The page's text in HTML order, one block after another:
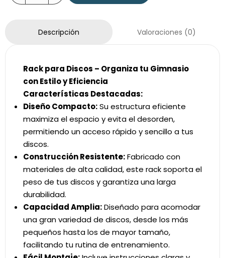
Descripción Valoraciones (0)
Rack para Discos – Organiza tu Gimnasio
con Estilo y Eficiencia
Características Destacadas:
Diseño Compacto:Su estructura eficiente
maximiza el espacio y evita el desorden,
permitiendo un acceso rápido y sencillo a tus
discos.
Construcción Resistente:Fabricado con
materiales de alta calidad, este rack soporta el
peso de tus discos y garantiza una larga
durabilidad.
Capacidad Amplia:Diseñado para acomodar
una gran variedad de discos, desde los más
pequeños hasta los de mayor tamaño,
facilitando tu rutina de entrenamiento.